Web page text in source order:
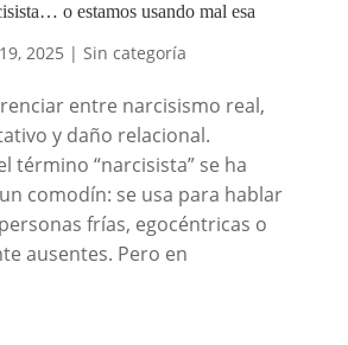
o estamos usando mal esa
2025 | Sin categoría
entre narcisismo real,
y daño relacional.
término “narcisista” se ha
comodín: se usa para hablar
frías, egocéntricas o
ausentes. Pero en